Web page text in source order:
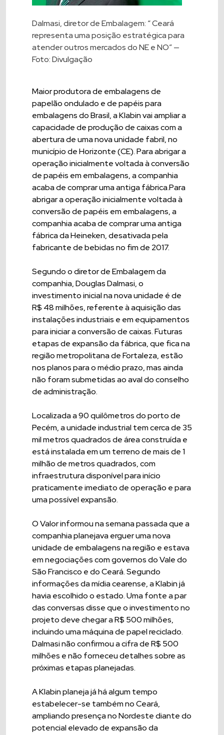
Dalmasi, diretor de Embalagem: “ Ceará
representa uma posição estratégica para
atender outros mercados do NE e NO” —
Foto: Divulgação
Maior produtora de embalagens de
papelão ondulado e de papéis para
embalagens do Brasil, a Klabin vai ampliar a
capacidade de produção de caixas com a
abertura de uma nova unidade fabril, no
município de Horizonte (CE). Para abrigar a
operação inicialmente voltada à conversão
de papéis em embalagens, a companhia
acaba de comprar uma antiga fábrica.Para
abrigar a operação inicialmente voltada à
conversão de papéis em embalagens, a
companhia acaba de comprar uma antiga
fábrica da Heineken, desativada pela
fabricante de bebidas no fim de 2017.
Segundo o diretor de Embalagem da
companhia, Douglas Dalmasi, o
investimento inicial na nova unidade é de
R$ 48 milhões, referente à aquisição das
instalações industriais e em equipamentos
para iniciar a conversão de caixas. Futuras
etapas de expansão da fábrica, que fica na
região metropolitana de Fortaleza, estão
nos planos para o médio prazo, mas ainda
não foram submetidas ao aval do conselho
de administração.
Localizada a 90 quilômetros do porto de
Pecém, a unidade industrial tem cerca de 35
mil metros quadrados de área construída e
está instalada em um terreno de mais de 1
milhão de metros quadrados, com
infraestrutura disponível para início
praticamente imediato de operação e para
uma possível expansão.
O Valor informou na semana passada que a
companhia planejava erguer uma nova
unidade de embalagens na região e estava
em negociações com governos do Vale do
São Francisco e do Ceará. Segundo
informações da mídia cearense, a Klabin já
havia escolhido o estado. Uma fonte a par
das conversas disse que o investimento no
projeto deve chegar a R$ 500 milhões,
incluindo uma máquina de papel reciclado.
Dalmasi não confirmou a cifra de R$ 500
milhões e não forneceu detalhes sobre as
próximas etapas planejadas.
A Klabin planeja já há algum tempo
estabelecer-se também no Ceará,
ampliando presença no Nordeste diante do
potencial elevado de expansão da